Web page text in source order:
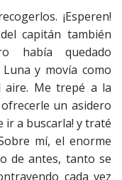
¡Esperen!
capitán también
había quedado
y movía como
aire. Me trepé a la
un asidero
ir a buscarla! y traté
mí, el enorme
de antes, tanto se
cada vez